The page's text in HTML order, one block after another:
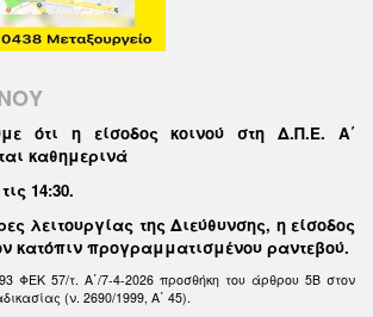
ότι η είσοδος κοινού στη Δ.Π.Ε. Α΄
καθημερινά
14:30.
λειτουργίας της Διεύθυνσης, η είσοδος
κατόπιν προγραμματισμένου ραντεβού.
ΦΕΚ 57/τ. Α΄/7-4-2026 προσθήκη του άρθρου 5Β στον
(ν. 2690/1999, Α΄ 45).